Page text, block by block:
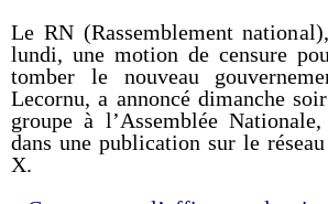
Le RN (Rassemblement
lundi, une motion de censure
tomber le nouveau
Lecornu, a annoncé dimanche
groupe à l’Assemblée
dans une publication sur le
X.